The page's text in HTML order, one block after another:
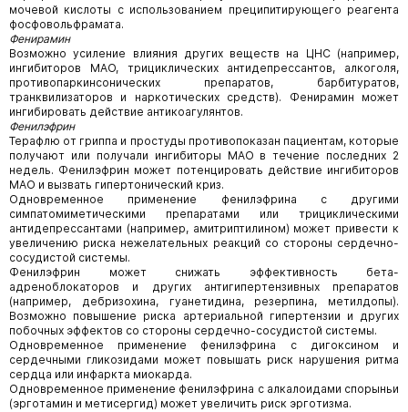
мочевой кислоты с использованием преципитирующего реагента
фосфовольфрамата.
Фенирамин
Возможно усиление влияния других веществ на ЦНС (например,
ингибиторов МАО, трициклических антидепрессантов, алкоголя,
противопаркинсонических препаратов, барбитуратов,
транквилизаторов и наркотических средств). Фенирамин может
ингибировать действие антикоагулянтов.
Фенилэфрин
Терафлю от гриппа и простуды противопоказан пациентам, которые
получают или получали ингибиторы МАО в течение последних 2
недель. Фенилэфрин может потенцировать действие ингибиторов
МАО и вызвать гипертонический криз.
Одновременное применение фенилэфрина с другими
симпатомиметическими препаратами или трициклическими
антидепрессантами (например, амитриптилином) может привести к
увеличению риска нежелательных реакций со стороны сердечно-
сосудистой системы.
Фенилэфрин может снижать эффективность бета-
адреноблокаторов и других антигипертензивных препаратов
(например, дебризохина, гуанетидина, резерпина, метилдопы).
Возможно повышение риска артериальной гипертензии и других
побочных эффектов со стороны сердечно-сосудистой системы.
Одновременное применение фенилэфрина с дигоксином и
сердечными гликозидами может повышать риск нарушения ритма
сердца или инфаркта миокарда.
Одновременное применение фенилэфрина с алкалоидами спорыньи
(эрготамин и метисергид) может увеличить риск эрготизма.